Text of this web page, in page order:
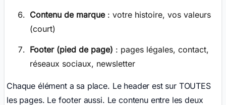
Contenu de marque: votre histoire, vos valeurs
(court)
Footer (pied de page) : pages légales, contact,
réseaux sociaux, newsletter
Chaque élément a sa place. Le header est sur TOUTES
les pages. Le footer aussi. Le contenu entre les deux